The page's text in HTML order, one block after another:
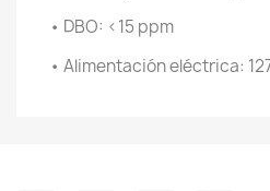
• DBO: <15 ppm
• Alimentación eléctrica: